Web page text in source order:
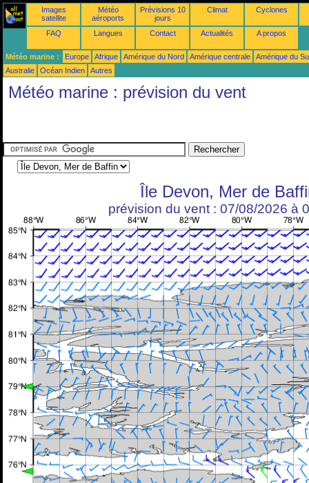
Images
satellite
Météo
aéroports
Prévisions 10
jours
Climat Cyclones
FAQ Langues Contact Actualités A propos
Météo marine : Europe Afrique Amérique du Nord Amérique centrale
Amérique du
Australie
Océan Indien Autres
Météo marine : prévision du vent
Île Devon, Mer de
prévision du vent : 07/08/2026 à